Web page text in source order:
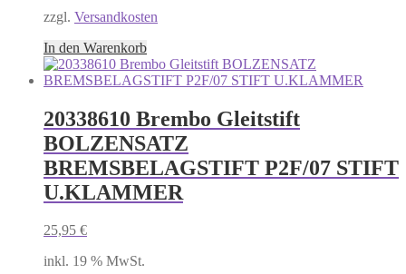
zzgl. Versandkosten
In den Warenkorb
20338610 Brembo Gleitstift
BOLZENSATZ
BREMSBELAGSTIFT P2F/07 STIFT
U.KLAMMER
25,95 €
inkl. 19 % MwSt.